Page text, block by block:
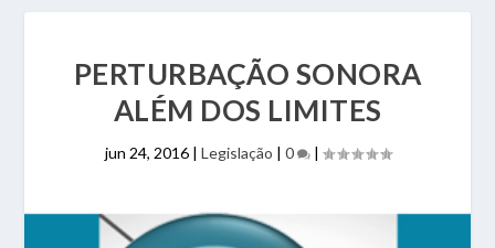
PERTURBAÇÃO SONORA
ALÉM DOS LIMITES
jun 24, 2016| Legislação | 0 |